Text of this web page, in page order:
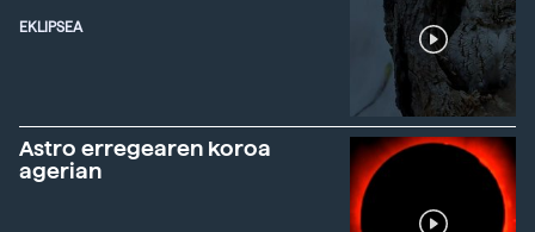
EKLIPSEA
Astro erregearen koroa
agerian